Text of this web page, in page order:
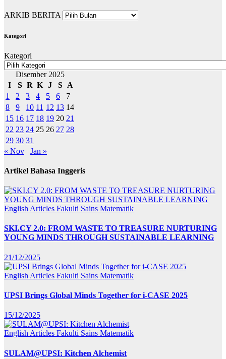
ARKIB BERITA
Kategori
Kategori
Disember 2025
I
S R K J S
A
1
2 3 4 5 6
7
8
9 10 11 12 13 14
15 16 17 18 19 20 21
22 23 24 25 26 27 28
29 30 31
« Nov
Jan »
Artikel Bahasa Inggeris
English Articles Fakulti Sains Matematik
SKI.CY 2.0: FROM WASTE TO TREASURE NURTURING
YOUNG MINDS THROUGH SUSTAINABLE LEARNING
21/12/2025
English Articles Fakulti Sains Matematik
UPSI Brings Global Minds Together for i-CASE 2025
15/12/2025
English Articles Fakulti Sains Matematik
SULAM@UPSI: Kitchen Alchemist